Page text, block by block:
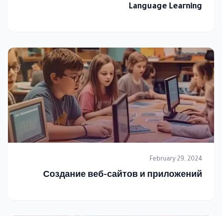
Language Learning
February 29, 2024
Создание веб-сайтов и приложений